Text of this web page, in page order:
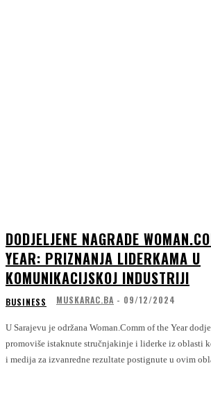
DODJELJENE NAGRADE
YEAR: PRIZNANJA LIDERKAMA U
KOMUNIKACIJSKOJ INDUSTRIJI
BUSINESS MUSKARAC.BA - 09/12/2024
U Sarajevu je održana Woman.Comm of the Year
promoviše istaknute stručnjakinje i liderke iz oblasti
i medija za izvanredne rezultate postignute u ovim